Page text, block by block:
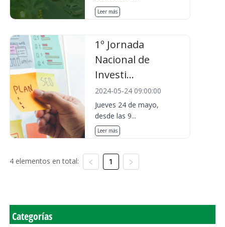
Leer más
1º Jornada
Nacional de
Investi...
2024-05-24 09:00:00
Jueves 24 de mayo,
desde las 9...
Leer más
4 elementos en total: 1
Categorías